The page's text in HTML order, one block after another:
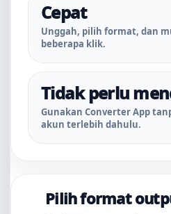
Cepat
Unggah, pilih format, dan
beberapa klik.
Tidak perlu
Gunakan Converter App
akun terlebih dahulu.
Pilih format